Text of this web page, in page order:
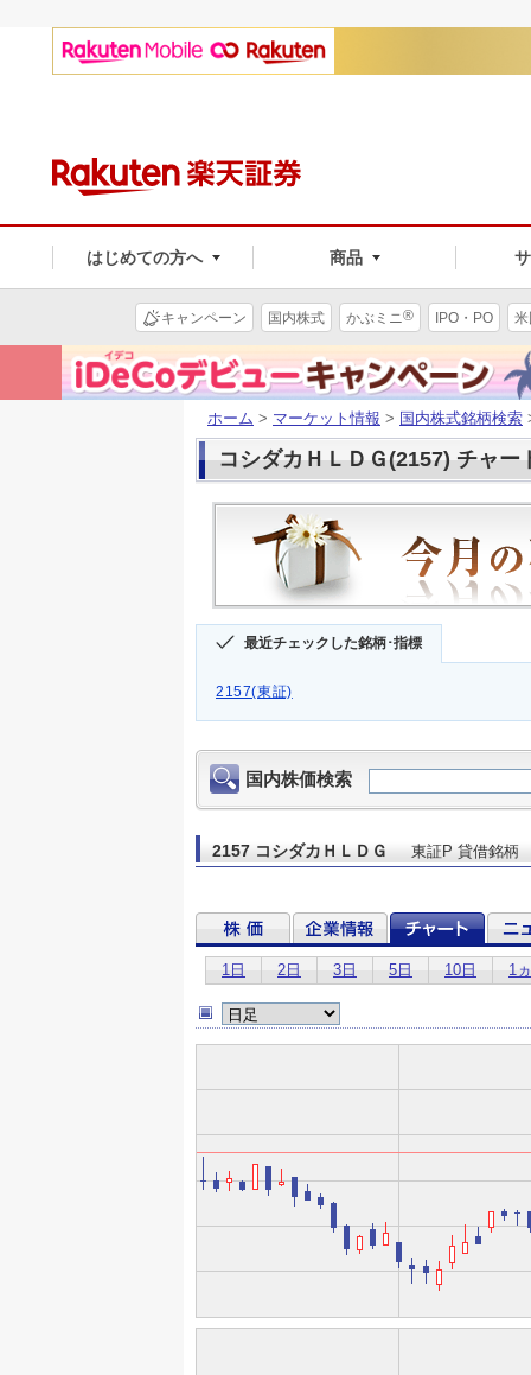
はじめての方へ 商品
キャンペーン 国内株式 かぶミニ® IPO・PO
ホーム > マーケット情報 > 国内株式銘柄検索
コシダカＨＬＤＧ(2157) チャー
最近チェックした銘柄･指標
2157(東証)